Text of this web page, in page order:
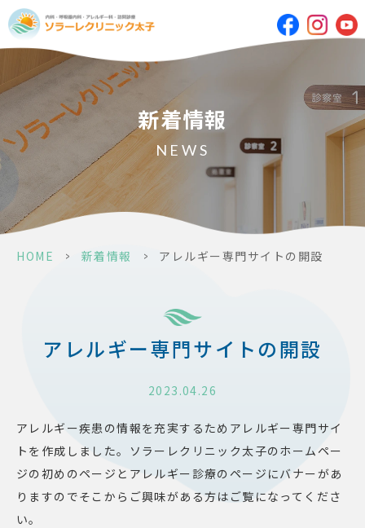
新着情報
NEWS
HOME > 新着情報 > アレルギー専門サイトの開設
アレルギー専門サイトの開設
2023.04.26
アレルギー疾患の情報を充実するためアレルギー専門サイ
トを作成しました。ソラーレクリニック太子のホームペー
ジの初めのページとアレルギー診療のページにバナーがあ
りますのでそこからご興味がある方はご覧になってくださ
い。